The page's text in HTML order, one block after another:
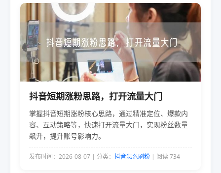
抖音短期涨粉思路，打开流量大门
掌握抖音短期涨粉核心思路，通过精准定位、爆款内
容、互动策略等，快速打开流量大门，实现粉丝数量
飙升，提升账号影响力。
发布时间：2026-08-07 | 分类： 抖音怎么刷粉 | 阅读 734